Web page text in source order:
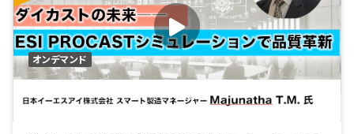
オンデマンド